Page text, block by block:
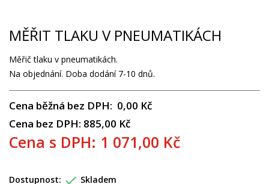
MĚŘIT TLAKU V PNEUMATIKÁCH
Měřič tlaku v pneumatikách.
Na objednání. Doba dodání 7-10 dnů.
Cena běžná bez DPH: 0,00 Kč
Cena bez DPH: 885,00 Kč
Cena s DPH: 1 071,00 Kč
Dostupnost:  Skladem